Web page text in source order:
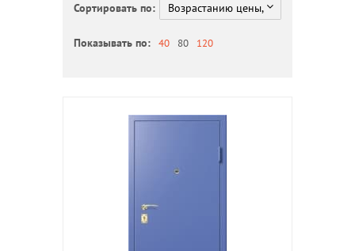
Сортировать по:
Показывать по: 40 80 120